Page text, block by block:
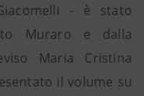
- è stato
Muraro e dalla
Maria Cristina
il volume su